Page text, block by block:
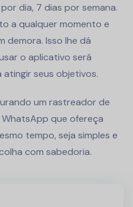
dia, 7 dias por semana.
a qualquer momento e
demora. Isso lhe dá
o aplicativo será
seus objetivos.
um rastreador de
que ofereça
tempo, seja simples e
com sabedoria.